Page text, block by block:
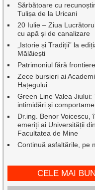
Sărbătoare cu
Tulișa de la Uricani
20 Iulie – Ziua
cu apă și de canalizare
„Istorie și Tradiții” la
Mălăiești
Patrimoniul fără
Zece bursieri ai
Hațegului
Green Line Valea Jiului:
intimidări și
Dr.ing. Benor
emeriți ai Universității
Facultatea de Mine
Continuă asfaltările, pe
CELE MAI